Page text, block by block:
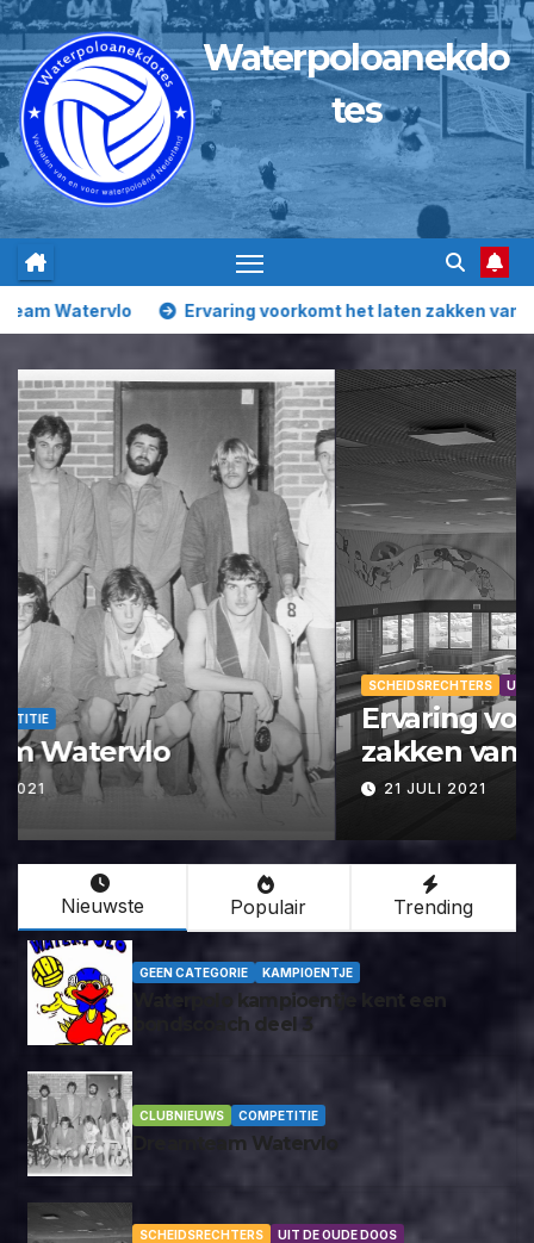
Ga
naar
de
inhoud
Waterpoloanekdo
tes
Ervaring voorkomt het laten zakken van
SCHEIDSRECHTERS UIT DE OUDE DOOS
Ervaring voorkomt het laten
zakken van zwembroeken.
21 JULI 2021
Nieuwste Populair Trending
GEEN CATEGORIE KAMPIOENTJE
Waterpolo kampioentje kent een
bondscoach deel 3
CLUBNIEUWS COMPETITIE
Dreamteam Watervlo
SCHEIDSRECHTERS UIT DE OUDE DOOS